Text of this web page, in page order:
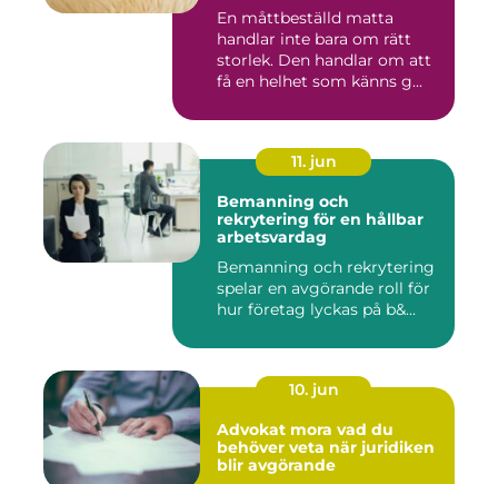
En måttbeställd matta
handlar inte bara om rätt
storlek. Den handlar om att
få en helhet som känns g...
11. jun
Bemanning och
rekrytering för en hållbar
arbetsvardag
Bemanning och rekrytering
spelar en avgörande roll för
hur företag lyckas på b&...
10. jun
Advokat mora vad du
behöver veta när juridiken
blir avgörande